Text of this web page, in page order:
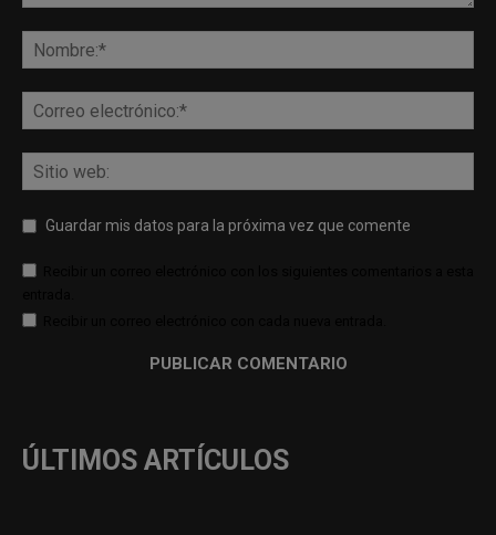
Guardar mis datos para la próxima vez que comente
ÚLTIMOS ARTÍCULOS